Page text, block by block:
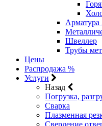
Швеллер
Трубы
Цены
Распродажа %
Услуги
Назад
Погрузка,
Сварка
Плазменная
Сверление